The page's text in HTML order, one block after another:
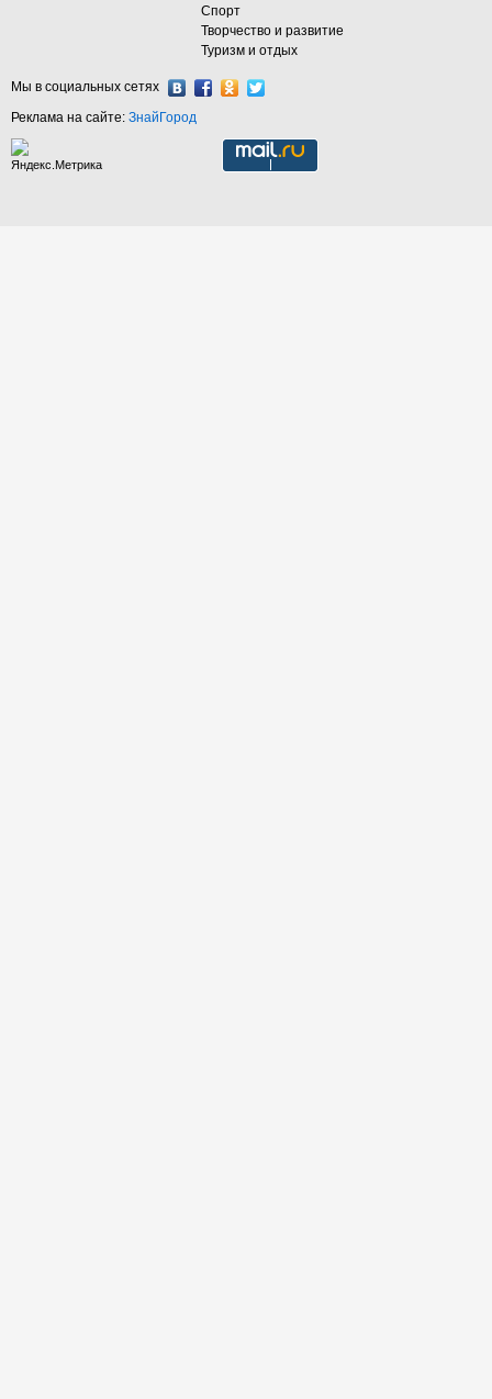
Спорт
Творчество и развитие
Туризм и отдых
Мы в социальных сетях
Реклама на сайте: ЗнайГород